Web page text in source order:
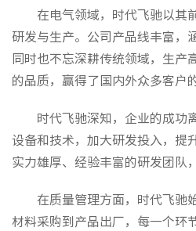
在电气领域，时代飞驰以其
研发与生产。公司产品线丰富，
同时也不忘深耕传统领域，生产
的品质，赢得了国内外众多客户
时代飞驰深知，企业的成功
设备和技术，加大研发投入，提
实力雄厚、经验丰富的研发团队
在质量管理方面，时代飞
材料采购到产品出厂，每一个环